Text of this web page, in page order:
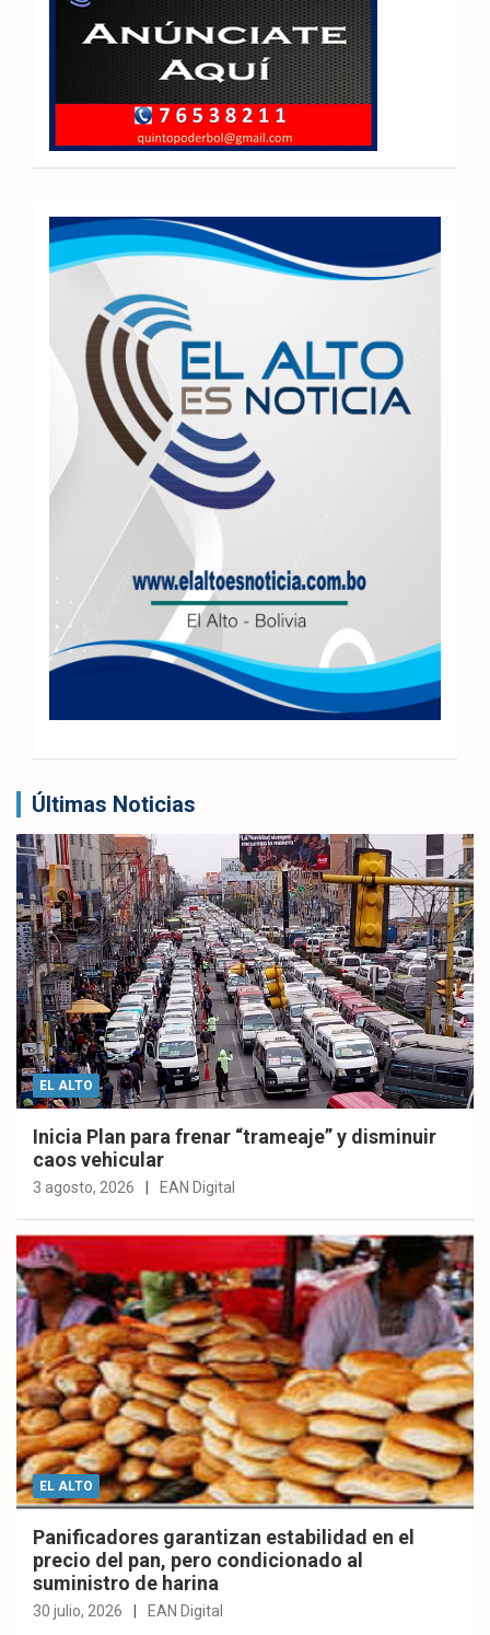
Últimas Noticias
EL ALTO
Inicia Plan para frenar “trameaje” y disminuir
caos vehicular
3 agosto, 2026 EAN Digital
EL ALTO
Panificadores garantizan estabilidad en el
precio del pan, pero condicionado al
suministro de harina
30 julio, 2026 EAN Digital